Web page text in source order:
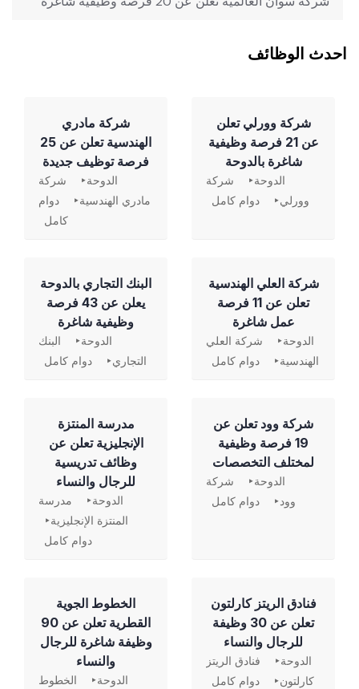
احدث الوظائف
شركة وورلي تعلن
عن 21 فرصة وظيفية
شاغرة بالدوحة
الدوحة
شركة
وورلي
دوام كامل
شركة مادري
الهندسية تعلن عن 25
فرصة توظيف جديدة
الدوحة
شركة
مادري الهندسية
دوام
كامل
شركة العلي الهندسية
تعلن عن 11 فرصة
عمل شاغرة
الدوحة
شركة العلي
الهندسية
دوام كامل
‏البنك التجاري بالدوحة
يعلن عن 43 فرصة
وظيفية شاغرة
الدوحة
البنك
التجاري
دوام كامل
شركة وود تعلن عن
19 فرصة وظيفية
لمختلف التخصصات
الدوحة
شركة
وود
دوام كامل
مدرسة المنتزة
الإنجليزية تعلن عن
وظائف تدريسية
للرجال والنساء
الدوحة
مدرسة
المنتزة الإنجليزية
دوام كامل
فنادق الريتز كارلتون
تعلن عن 30 وظيفة
للرجال والنساء
الدوحة
فنادق الريتز
كارلتون
دوام كامل
الخطوط الجوية
القطرية تعلن عن 90
وظيفة شاغرة للرجال
والنساء
الدوحة
الخطوط